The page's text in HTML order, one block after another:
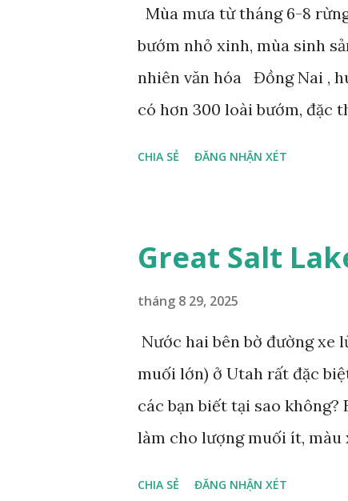
Mùa mưa từ tháng 6-8
bướm nhỏ xinh, mùa sinh
nhiên văn hóa Đồng Nai ,
có hơn 300 loài bướm, đặc
CHIA SẺ ĐĂNG NHẬN XÉT
Great Salt
tháng 8 29, 2025
Nước hai bên bờ đường xe
muối lớn) ở Utah rất đặc
các bạn biết tại sao không?
làm cho lượng muối ít, màu
CHIA SẺ ĐĂNG NHẬN XÉT